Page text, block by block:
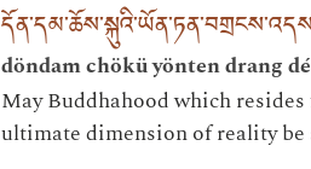
döndam chökü yönten drang
May Buddhahood which
ultimate dimension of reality